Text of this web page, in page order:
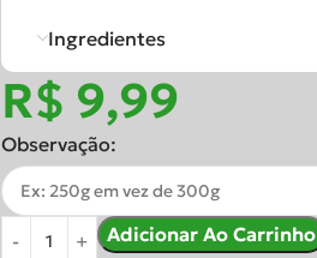
Ingredientes
R$
Observação:
Adicionar Ao Carrinho